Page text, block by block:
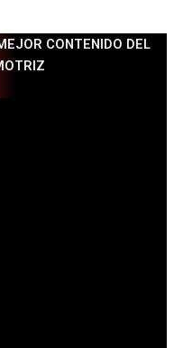
CONTENIDO DEL